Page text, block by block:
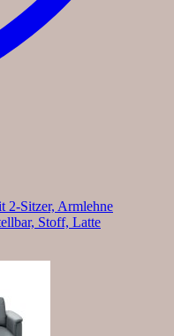
2-Sitzer, Armlehne
Stoff, Latte